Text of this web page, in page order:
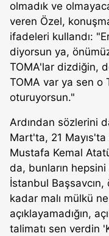
olmadık ve
veren Özel,
ifadeleri kullandı:
diyorsun ya,
TOMA'lar dizdiğin,
TOMA var ya sen o
oturuyorsun."
Ardından sözlerini
Mart'ta, 21
Mustafa Kemal
da, bunların hepsini
İstanbul
kadar malı mülkü
açıklayamadığın,
talimatı sen verdin